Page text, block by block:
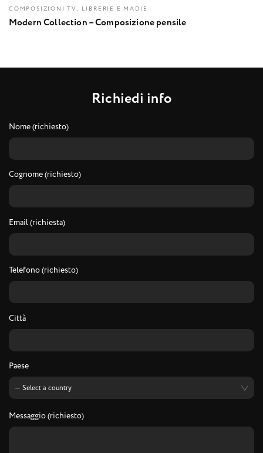
COMPOSIZIONI TV, LIBRERIE E MADIE
Modern Collection – Composizione pensile
Richiedi info
Nome (richiesto)
Cognome (richiesto)
Email (richiesta)
Telefono (richiesto)
Città
Paese
Messaggio (richiesto)